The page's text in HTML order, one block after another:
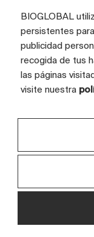
The Soul
BIOGLOBAL
persistentes
publicidad
recogida de tus
las páginas
visite nuestra